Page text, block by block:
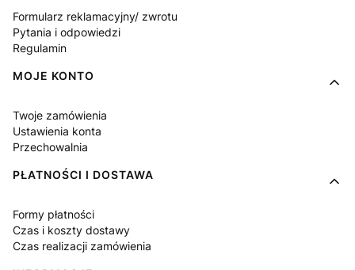
Formularz reklamacyjny/ zwrotu
Pytania i odpowiedzi
Regulamin
MOJE KONTO
Twoje zamówienia
Ustawienia konta
Przechowalnia
PŁATNOŚCI I DOSTAWA
Formy płatności
Czas i koszty dostawy
Czas realizacji zamówienia